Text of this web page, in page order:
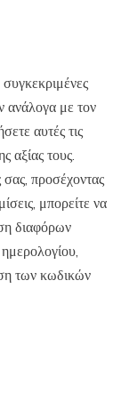
ανάλογα με τον
αυτές τις
αξίας τους.
προσέχοντας
μπορείτε να
διαφόρων
των κωδικών